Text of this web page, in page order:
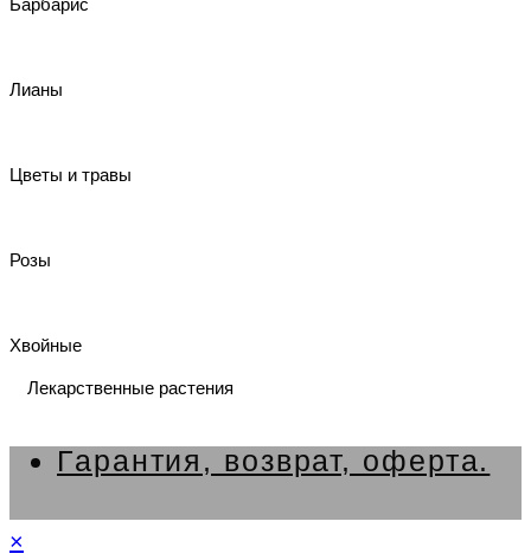
Лианы
Цветы и травы
Розы
Хвойные
Лекарственные растения
Гарантия, возврат, оферта.
×